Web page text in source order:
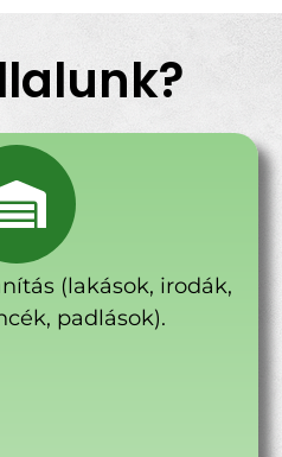
(lakások, irodák,
padlások).